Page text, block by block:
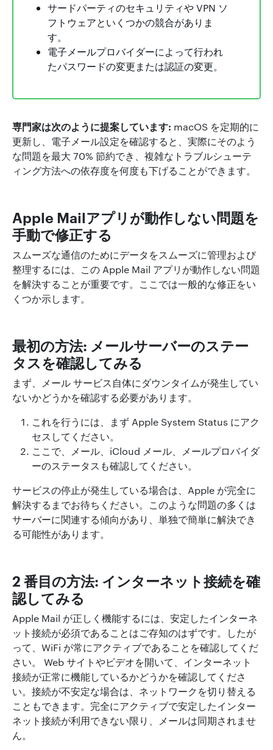
サードパーティのセキュリティや VPN ソ
フトウェアといくつかの競合がありま
す。
電子メールプロバイダーによって行われ
たパスワードの変更または認証の変更。
専門家は次のように提案しています: macOS を定期的に
更新し、電子メール設定を確認すると、実際にそのよう
な問題を最大 70% 節約でき、複雑なトラブルシューテ
ィング方法への依存度を何度も下げることができます。
Apple Mailアプリが動作しない問題を
手動で修正する
スムーズな通信のためにデータをスムーズに管理および
整理するには、この Apple Mail アプリが動作しない問題
を解決することが重要です。ここでは一般的な修正をい
くつか示します。
最初の方法: メールサーバーのステー
タスを確認してみる
まず、メール サービス自体にダウンタイムが発生してい
ないかどうかを確認する必要があります。
これを行うには、まず Apple System Status にアク
セスしてください。
ここで、メール、iCloud メール、メールプロバイダ
ーのステータスも確認してください。
サービスの停止が発生している場合は、Apple が完全に
解決するまでお待ちください。このような問題の多くは
サーバーに関連する傾向があり、単独で簡単に解決でき
る可能性があります。
2 番目の方法: インターネット接続を確
認してみる
Apple Mail が正しく機能するには、安定したインターネ
ット接続が必須であることはご存知のはずです。したが
って、WiFi が常にアクティブであることを確認してくだ
さい。 Web サイトやビデオを開いて、インターネット
接続が正常に機能しているかどうかを確認してくださ
い。接続が不安定な場合は、ネットワークを切り替える
こともできます。完全にアクティブで安定したインター
ネット接続が利用できない限り、メールは同期されませ
ん。